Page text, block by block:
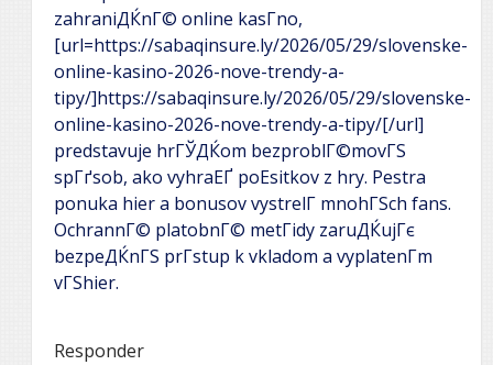
zahraniДЌnГ© online kasГ­no,
[url=https://sabaqinsure.ly/2026/05/29/slovenske-
online-kasino-2026-nove-trendy-a-
tipy/]https://sabaqinsure.ly/2026/05/29/slovenske-
online-kasino-2026-nove-trendy-a-tipy/[/url]
predstavuje hrГЎДЌom bezproblГ©movГЅ
spГґsob, ako vyhraЕҐ poЕѕitkov z hry. Pestra
ponuka hier a bonusov vystrelГ­ mnohГЅch fans.
OchrannГ© platobnГ© metГіdy zaruДЌujГє
bezpeДЌnГЅ prГ­stup k vkladom a vyplatenГ­m
vГЅhier.
Responder